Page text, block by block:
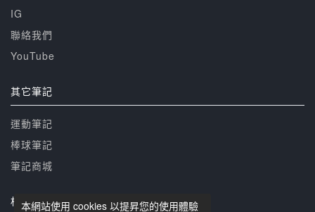
本網站使用 cookies 以提昇您的使用體驗
IG
聯絡我們
YouTube
其它筆記
運動筆記
棒球筆記
筆記商城
相關網站